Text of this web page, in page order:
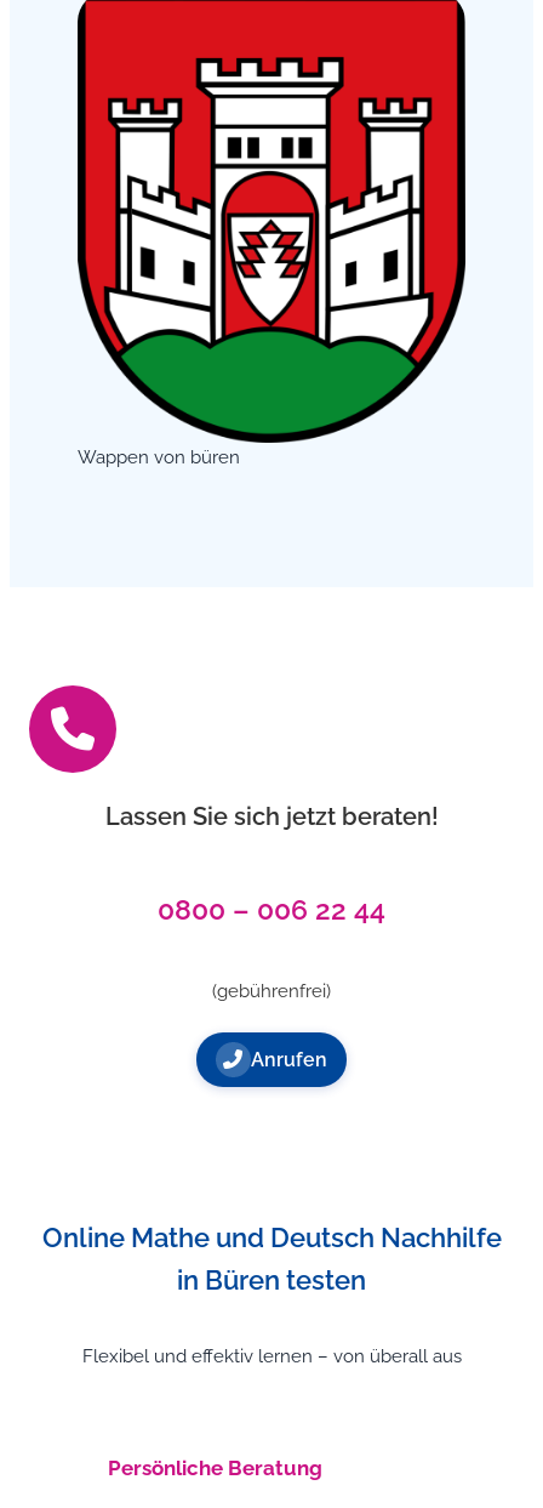
Wappen von büren
Lassen Sie sich jetzt beraten!
0800 – 006 22 44
(gebührenfrei)
Anrufen
Online Mathe und Deutsch Nachhilfe
in Büren testen
Flexibel und effektiv lernen – von überall aus
Persönliche Beratung